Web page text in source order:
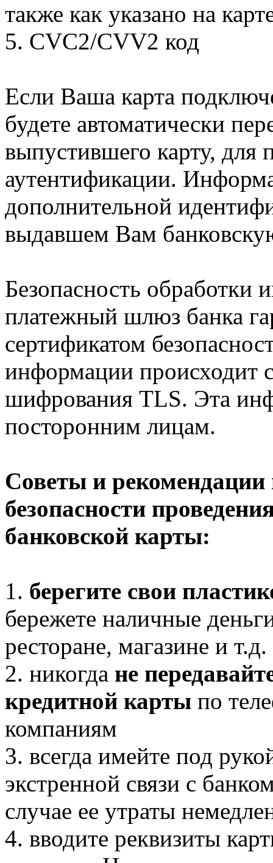
также как указано на
5. CVC2/CVV2 код
Если Ваша карта
будете автоматически
выпустившего карту,
аутентификации.
дополнительной
выдавшем Вам
Безопасность обработки
платежный шлюз банка
сертификатом
информации происходит
шифрования TLS. Эта
посторонним лицам.
Советы и
безопасности
банковской карты:
1. берегите свои
бережете наличные
ресторане, магазине и т.д.
2. никогда не
кредитной карты по
компаниям
3. всегда имейте под
экстренной связи с
случае ее утраты
4. вводите реквизиты